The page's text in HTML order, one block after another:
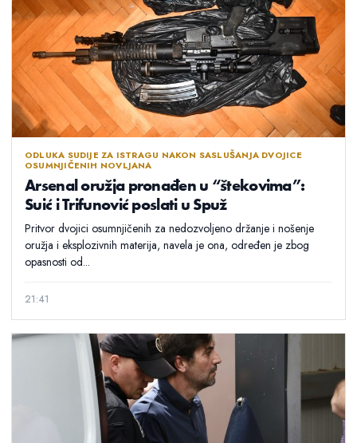
ODLUKA SUDIJE ZA ISTRAGU NAKON SASLUŠANJA DVOJICE
OSUMNJIČENIH NOVLJANA
Arsenal oružja pronađen u “štekovima”:
Suić i Trifunović poslati u Spuž
Pritvor dvojici osumnjičenih za nedozvoljeno držanje i nošenje
oružja i eksplozivnih materija, navela je ona, određen je zbog
opasnosti od...
21:41